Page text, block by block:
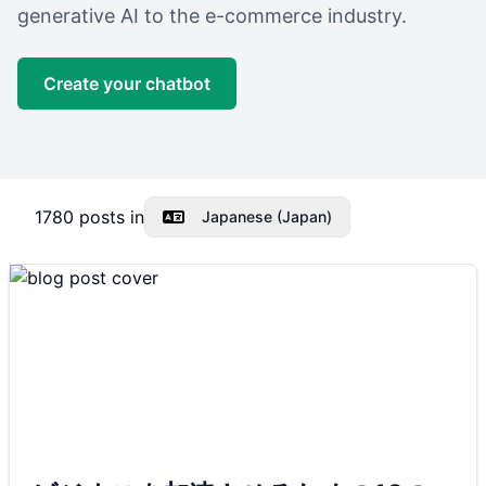
generative AI to the e-commerce industry.
Create your chatbot
1780 posts in Japanese (Japan)